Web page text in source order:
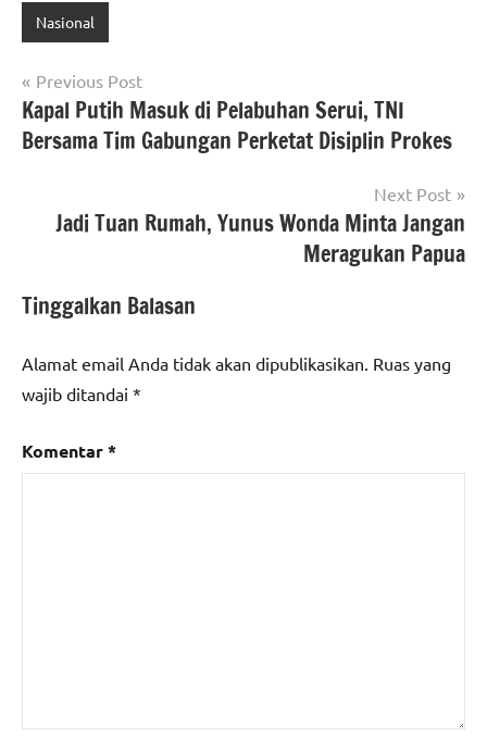
Nasional
Navigasi
pos
Previous Post
Kapal Putih Masuk di Pelabuhan Serui, TNI
Bersama Tim Gabungan Perketat Disiplin Prokes
Next Post
Jadi Tuan Rumah, Yunus Wonda Minta Jangan
Meragukan Papua
Tinggalkan Balasan
Alamat email Anda tidak akan dipublikasikan. Ruas yang
wajib ditandai *
Komentar*